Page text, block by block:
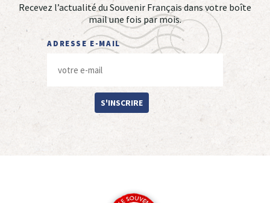
Recevez l’actualité du Souvenir Français dans votre boîte
mail une fois par mois.
ADRESSE E-MAIL
S'INSCRIRE